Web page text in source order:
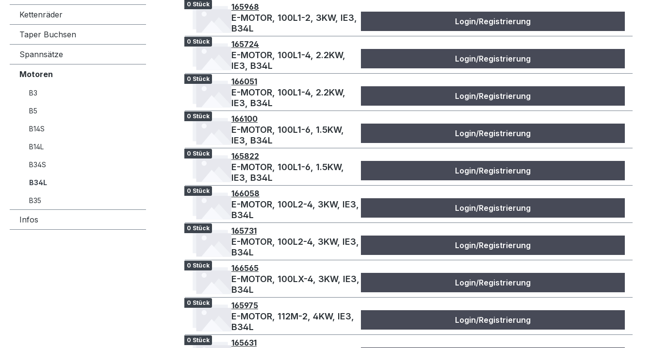
Kettenräder
Taper Buchsen
Spannsätze
Motoren
B3
B5
B14S
B14L
B34S
B34L
B35
Infos
0 Stück 165968
E-MOTOR, 100L1-2, 3KW, IE3,
B34L
Login/Registrierung
0 Stück 165724
E-MOTOR, 100L1-4, 2.2KW,
IE3, B34L
Login/Registrierung
0 Stück 166051
E-MOTOR, 100L1-4, 2.2KW,
IE3, B34L
Login/Registrierung
0 Stück 166100
E-MOTOR, 100L1-6, 1.5KW,
IE3, B34L
Login/Registrierung
0 Stück 165822
E-MOTOR, 100L1-6, 1.5KW,
IE3, B34L
Login/Registrierung
0 Stück 166058
E-MOTOR, 100L2-4, 3KW, IE3,
B34L
Login/Registrierung
0 Stück 165731
E-MOTOR, 100L2-4, 3KW, IE3,
B34L
Login/Registrierung
0 Stück 166565
E-MOTOR, 100LX-4, 3KW, IE3,
B34L
Login/Registrierung
0 Stück 165975
E-MOTOR, 112M-2, 4KW, IE3,
B34L
Login/Registrierung
0 Stück 165631